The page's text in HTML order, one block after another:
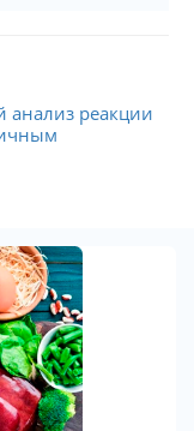
анализ реакции